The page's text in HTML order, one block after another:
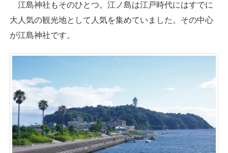
江島神社もそのひとつ。江ノ島は江戸時代にはすでに
大人気の観光地として人気を集めていました。その中心
が江島神社です。